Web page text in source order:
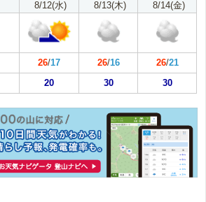
8/12(水) 8/13(木) 8/14(金)
26/17 26/16 26/21
20 30 30